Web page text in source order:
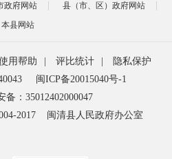
政府网站
县（市、区）政府网站
本县网站
用帮助 评比统计
隐私保护
闽ICP备20015040号-1
备： 35012402000047
2017
闽清县人民政府办公室